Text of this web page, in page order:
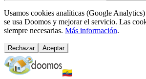
Usamos cookies analíticas (Google
se usa Doomos y mejorar el servicio. Las
siempre necesarias. Más información.
Rechazar Aceptar